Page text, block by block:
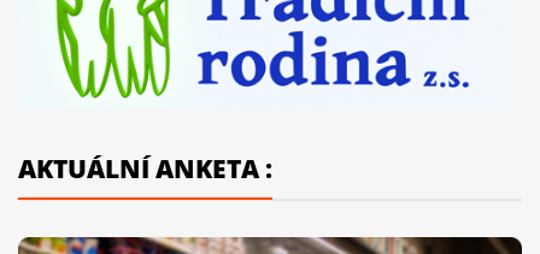
AKTUÁLNÍ ANKETA :